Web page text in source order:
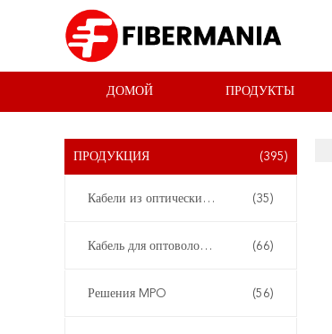
ДОМОЙ ПРОДУКТЫ
ПРОДУКЦИЯ (395)
Кабели из оптических волокон (35)
Кабель для оптоволоконных пластырей (66)
Решения MPO (56)